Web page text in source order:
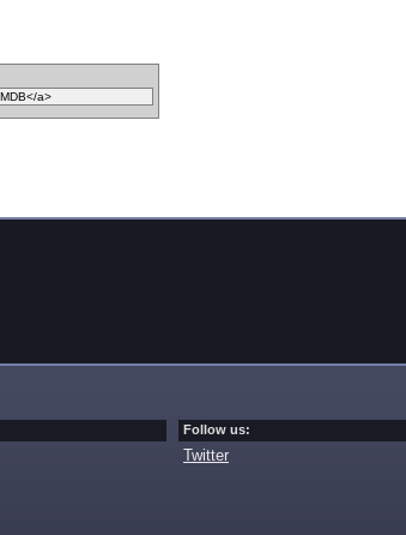
Follow us:
Twitter